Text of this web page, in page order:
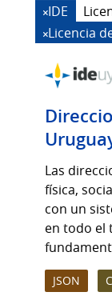
IDE
Licencia
Las
física,
con un
en todo el
JSON